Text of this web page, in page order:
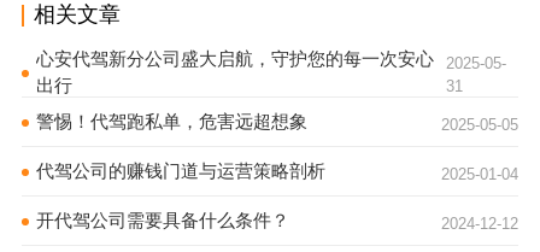
相关文章
心安代驾新分公司盛大启航，守护您的每一次安心
出行
2025-05-
31
警惕！代驾跑私单，危害远超想象 2025-05-05
代驾公司的赚钱门道与运营策略剖析 2025-01-04
开代驾公司需要具备什么条件？ 2024-12-12